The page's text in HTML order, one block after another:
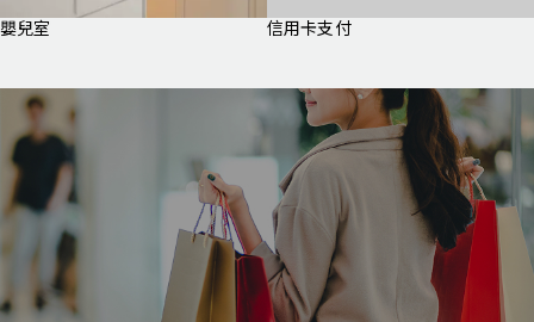
嬰兒室 信用卡支付